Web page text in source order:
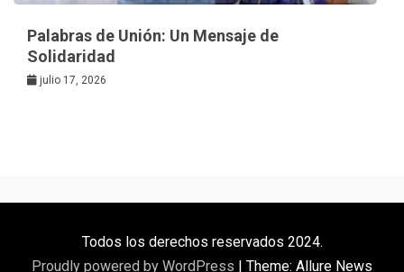
Palabras de Unión: Un Mensaje de
Solidaridad
julio 17, 2026
Todos los derechos reservados 2024.
Proudly powered by WordPress | Theme: Allure News